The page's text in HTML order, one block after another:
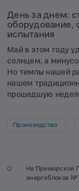
День за днем:
оборудование,
испытания
Май в этом году
солнцем, а
Но темпы нашей
нашем
прошедшую
Производство
На Приморской
энергоблоков